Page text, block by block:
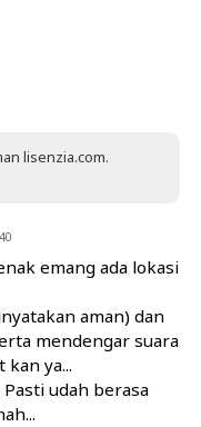
lisenzia.com.
emang ada lokasi
aman) dan
mendengar suara
kan ya...
udah berasa